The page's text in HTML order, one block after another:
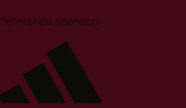
Tehniskais sponsors